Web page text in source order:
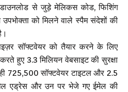
से जुड़े मेलिकस कोड, फिशिंग
को मिलने वाले स्पैम संदेशों की
सॉफ्टवेयर को तैयार करने के लिए
हुए 3.3 मिलियन वेबसाइट की सुरक्षा
725,500 सॉफ्टवेयर टाइटल और 2.5
एड्रेस और उन पर भेजे गए ईमेल की